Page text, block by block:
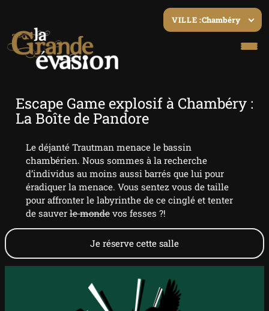
VILLE :Chambéry
Escape Game explosif à Chambéry :
La Boîte de Pandore
Le déjanté Trautman menace le bassin
chambérien. Nous sommes à la recherche
d’individus au moins aussi barrés que lui pour
éradiquer la menace. Vous sentez vous de taille
pour affronter le labyrinthe de ce cinglé et tenter
de sauver le monde vos fesses ?!
Je réserve cette salle